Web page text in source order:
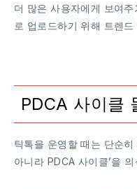
더 많은 사용자에게 보여
로 업로드하기 위해 트렌
PDCA 사이클
틱톡을 운영할 때는 단순
아니라 PDCA 사이클’을